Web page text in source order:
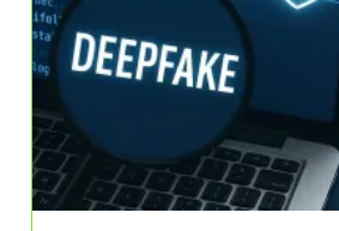
Область
Началась
С
Посещения
Нового
Терминала
Международного
Аэропорта
«Қорқыт
Ата»